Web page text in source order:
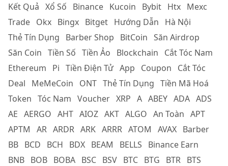
Kết Quả Xổ Số Binance Kucoin Bybit Htx Mexc
Trade Okx Bingx Bitget Hướng Dẫn
Hà Nội
Thẻ Tín Dụng
Barber Shop BitCoin Săn Airdrop
Săn Coin Tiền Số Tiền Ảo Blockchain
Cắt Tóc Nam
Ethereum
Pi Tiền Điện Tử App Coupon
Cắt Tóc
Deal
MeMeCoin ONT Thẻ Tín Dụng Tiền Mã Hoá
Token Tóc Nam Voucher XRP A ABEY ADA ADS
AE AERGO AHT AIOZ AKT ALGO An Toàn APT
APTM
AR ARDR ARK ARRR ATOM AVAX Barber
BB BCD BCH BDX BEAM BELLS
Binance Earn
BNB BOB BOBA BSC BSV BTC BTG BTR BTS